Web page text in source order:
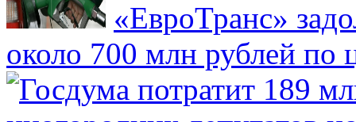
«ЕвроТранс»
около 700 млн рублей